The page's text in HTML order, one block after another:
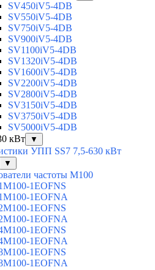
SV450iV5-4DB
SV550iV5-4DB
SV750iV5-4DB
SV900iV5-4DB
SV1100iV5-4DB
SV1320iV5-4DB
SV1600iV5-4DB
SV2200iV5-4DB
SV2800iV5-4DB
SV3150iV5-4DB
SV3750iV5-4DB
SV5000iV5-4DB
кВт
▼
УПП SS7 7,5-630 кВт
▼
частоты M100
1EOFNS
1EOFNA
1EOFNS
1EOFNA
1EOFNS
1EOFNA
1EOFNS
1EOFNA